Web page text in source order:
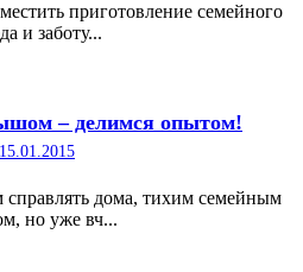
приготовление семейного
и заботу...
– делимся опытом!
15.01.2015
дома, тихим семейным
но уже вч...